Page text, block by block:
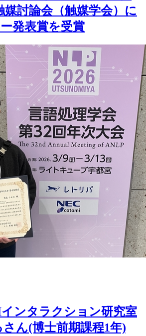
媒討論会（触媒学会）に
発表賞を受賞
ンタラクション研究室
ん(博士前期課程1年)